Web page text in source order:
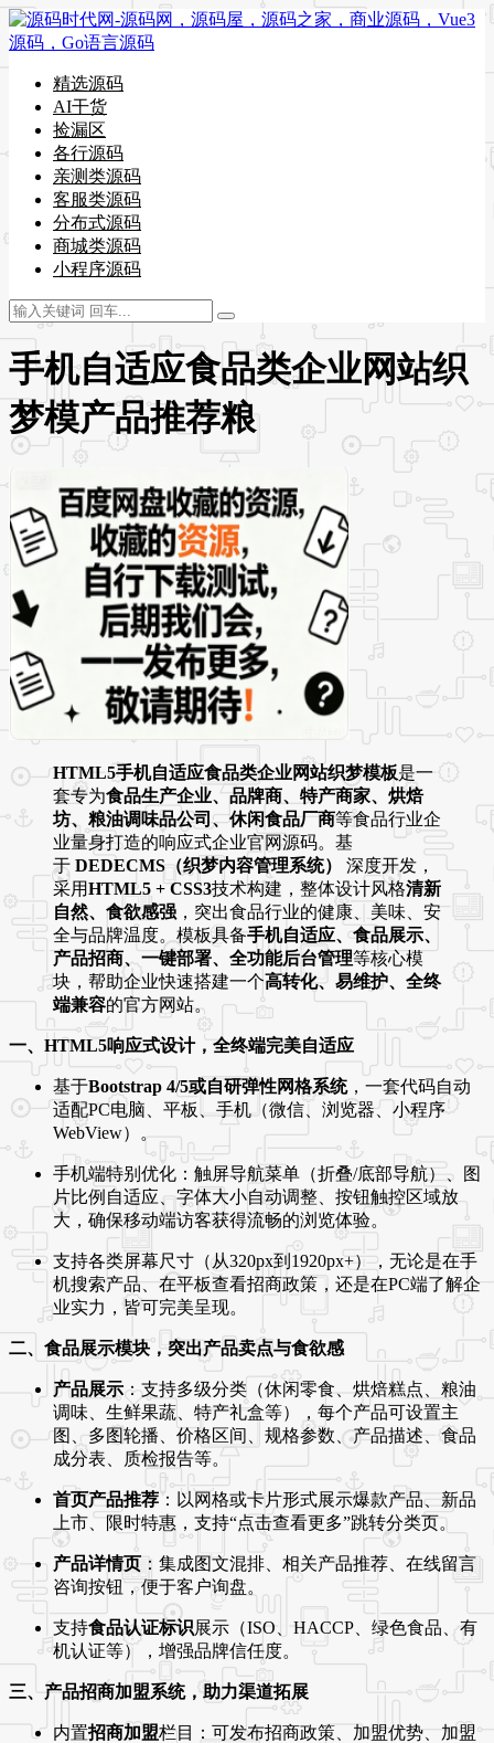
精选源码
AI干货
捡漏区
各行源码
亲测类源码
客服类源码
分布式源码
商城类源码
小程序源码
手机自适应食品类企业网站织
梦模产品推荐粮
HTML5手机自适应食品类企业网站织梦模板是一
套专为食品生产企业、品牌商、特产商家、烘焙
坊、粮油调味品公司、休闲食品厂商等食品行业企
业量身打造的响应式企业官网源码。基
于 DEDECMS（织梦内容管理系统）
深度开发，
采用HTML5 + CSS3技术构建，整体设计风格清新
自然、食欲感强 ，突出食品行业的健康、美味、安
全与品牌温度。模板具备手机自适应、食品展示、
产品招商、一键部署、全功能后台管理等核心模
块，帮助企业快速搭建一个高转化、易维护、全终
端兼容的官方网站。
一、HTML5响应式设计，全终端完美自适应
基于Bootstrap 4/5或自研弹性网格系统，一套代码自动
适配PC电脑、平板、手机（微信、浏览器、小程序
WebView）。
手机端特别优化：触屏导航菜单（折叠/底部导航）、图
片比例自适应、字体大小自动调整、按钮触控区域放
大，确保移动端访客获得流畅的浏览体验。
支持各类屏幕尺寸（从320px到1920px+），无论是在手
机搜索产品、在平板查看招商政策，还是在PC端了解企
业实力，皆可完美呈现。
二、食品展示模块，突出产品卖点与食欲感
产品展示 ：支持多级分类（休闲零食、烘焙糕点、粮油
调味、生鲜果蔬、特产礼盒等），每个产品可设置主
图、多图轮播、价格区间、规格参数、产品描述、食品
成分表、质检报告等。
首页产品推荐：以网格或卡片形式展示爆款产品、新品
上市、限时特惠，支持“点击查看更多”跳转分类页。
产品详情页：集成图文混排、相关产品推荐、在线留言
咨询按钮，便于客户询盘。
支持食品认证标识展示（ISO、HACCP、绿色食品、有
机认证等），增强品牌信任度。
三、产品招商加盟系统，助力渠道拓展
内置招商加盟栏目：可发布招商政策、加盟优势、加盟